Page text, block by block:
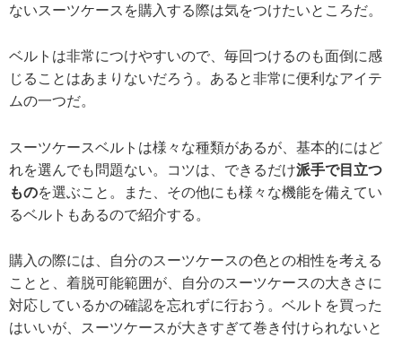
ないスーツケースを購入する際は気をつけたいところだ。
ベルトは非常につけやすいので、毎回つけるのも面倒に感
じることはあまりないだろう。あると非常に便利なアイテ
ムの一つだ。
スーツケースベルトは様々な種類があるが、基本的にはど
れを選んでも問題ない。コツは、できるだけ派手で目立つ
ものを選ぶこと。また、その他にも様々な機能を備えてい
るベルトもあるので紹介する。
購入の際には、自分のスーツケースの色との相性を考える
ことと、着脱可能範囲が、自分のスーツケースの大きさに
対応しているかの確認を忘れずに行おう。ベルトを買った
はいいが、スーツケースが大きすぎて巻き付けられないと